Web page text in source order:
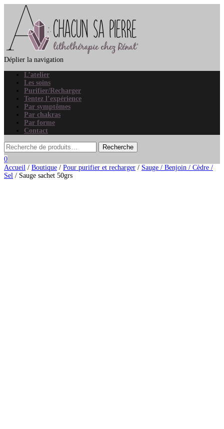
Déplier la navigation
L’atelier
Les soins
Purifier/Recharger
Tentez l’expérience
Par symptômes
Par chakras
Par forme
Contact
0
Accueil / Boutique / Pour purifier et recharger / Sauge / Benjoin / Cèdre /
Sel / Sauge sachet 50grs